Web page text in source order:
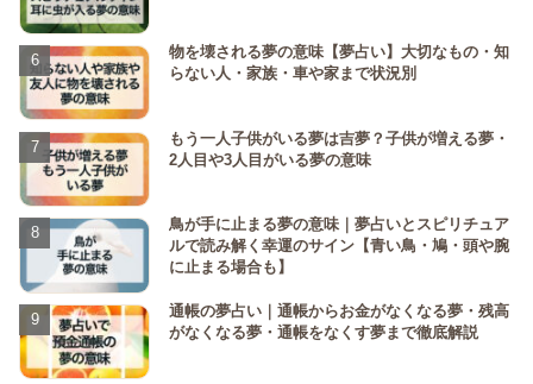
物を壊される夢の意味【夢占い】大切なもの・知
らない人・家族・車や家まで状況別
もう一人子供がいる夢は吉夢？子供が増える夢・
2人目や3人目がいる夢の意味
鳥が手に止まる夢の意味｜夢占いとスピリチュア
ルで読み解く幸運のサイン【青い鳥・鳩・頭や腕
に止まる場合も】
通帳の夢占い｜通帳からお金がなくなる夢・残高
がなくなる夢・通帳をなくす夢まで徹底解説